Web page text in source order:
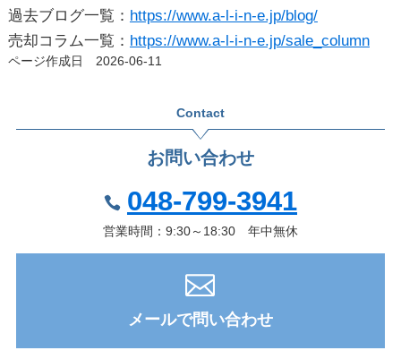
過去ブログ一覧： https://www.a-l-i-n-e.jp/blog/
売却コラム一覧： https://www.a-l-i-n-e.jp/sale_column
ページ作成日 2026-06-11
Contact
お問い合わせ
048-799-3941
営業時間：9:30～18:30 年中無休
メールで問い合わせ